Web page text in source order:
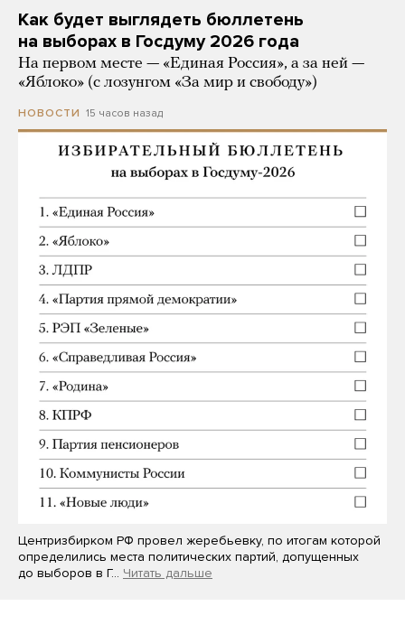
Как будет выглядеть бюллетень
на выборах в Госдуму 2026 года
На первом месте — «Единая Россия», а за ней —
«Яблоко» (с лозунгом «За мир и свободу»)
НОВОСТИ 15 часов назад
Центризбирком РФ провел жеребьевку, по итогам которой
определились места политических партий, допущенных
до выборов в Г… Читать дальше